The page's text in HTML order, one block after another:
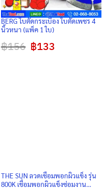
BERG ใบตัดกระเบื้อง ใบตัดเพชร 4
นิ้วหนา (แพ็ค 1 ใบ)
฿156 Original
price
฿133Current
price
THE SUN ลวดเชื่อมพอกผิวแข็ง รุ่น
800K เชื่อมพอกผิวแข็งซ่อมงาน